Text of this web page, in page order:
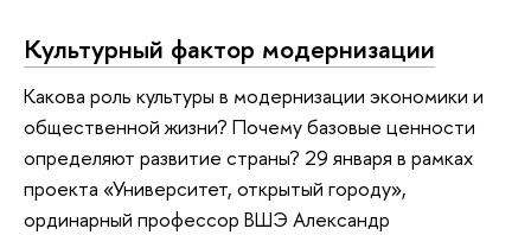
Культурный фактор модернизации
Какова роль культуры в модернизации экономики и
общественной жизни? Почему базовые ценности
определяют развитие страны? 29 января в рамках
проекта «Университет, открытый городу»,
ординарный профессор ВШЭ Александр